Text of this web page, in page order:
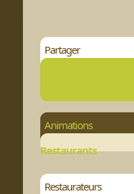
Partager
Animations
Restaurants
Restaurateurs